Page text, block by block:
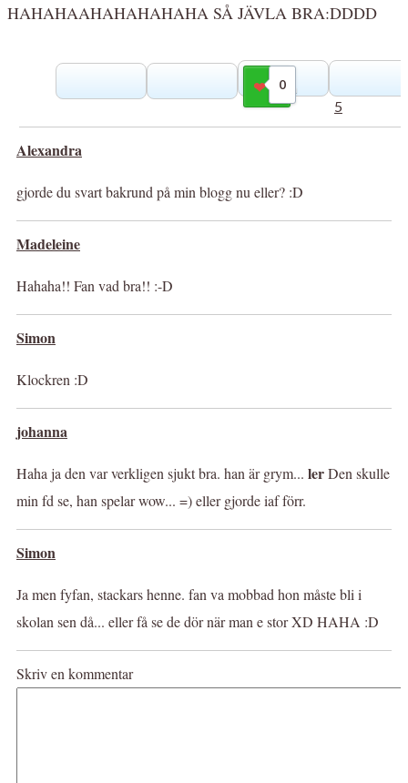
HAHAHAAHAHAHAHAHA SÅ JÄVLA BRA:DDDD
0
Gilla
5
Alexandra
gjorde du svart bakrund på min blogg nu eller? :D
Madeleine
Hahaha!! Fan vad bra!! :-D
Simon
Klockren :D
johanna
Haha ja den var verkligen sjukt bra. han är grym... lerDen skulle
min fd se, han spelar wow... =) eller gjorde iaf förr.
Simon
Ja men fyfan, stackars henne. fan va mobbad hon måste bli i
skolan sen då... eller få se de dör när man e stor XD HAHA :D
Skriv en kommentar